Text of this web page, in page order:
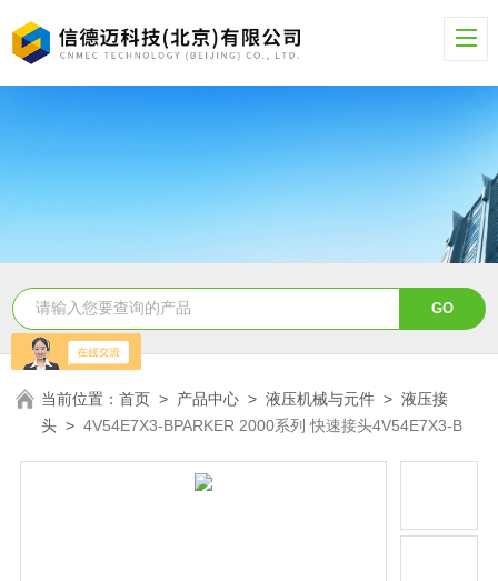
当前位置：首页 > 产品中心 >液压机械与元件 >液压接
头 >4V54E7X3-BPARKER 2000系列 快速接头4V54E7X3-B